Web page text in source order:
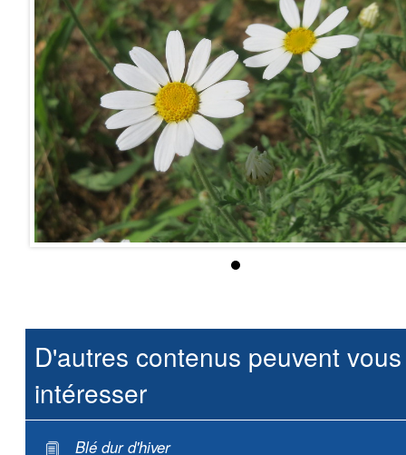
D'autres contenus peuvent vous
intéresser
Blé dur d'hiver